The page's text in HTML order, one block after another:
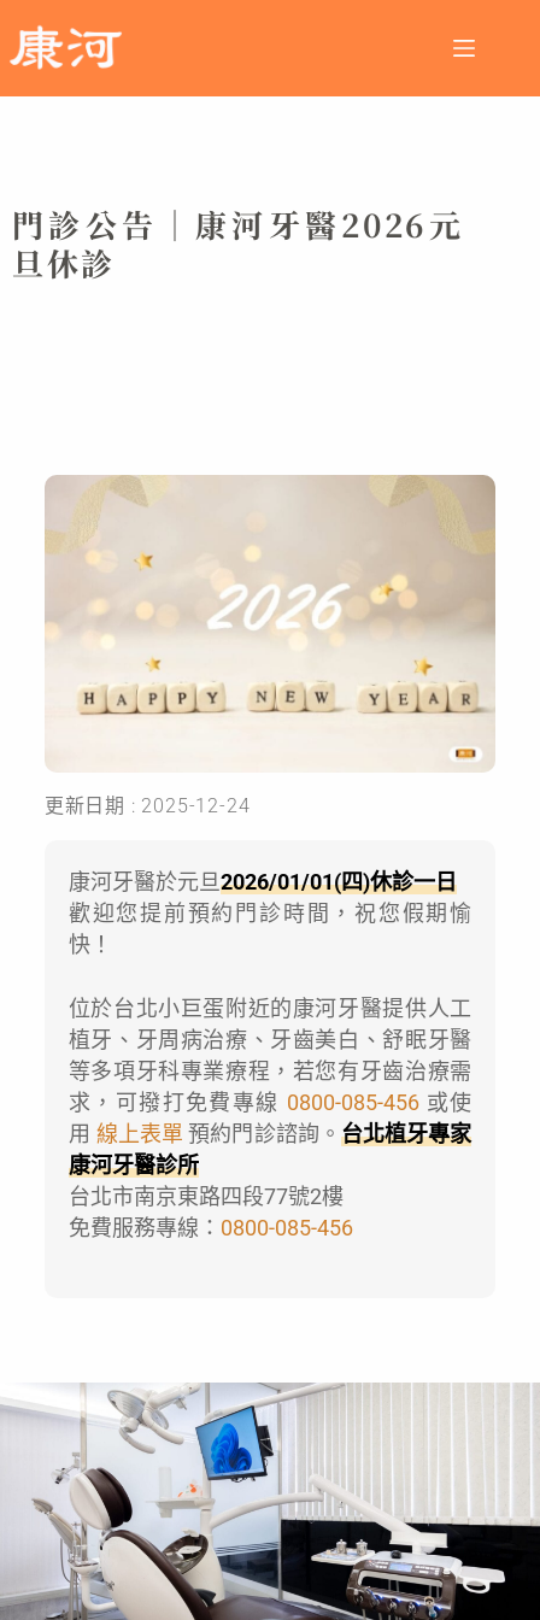
門診公告｜康河牙醫2026元
旦休診
更新日期 : 2025-12-24
康河牙醫於元旦2026/01/01(四)休診一日
歡迎您提前預約門診時間，祝您假期愉
快！
位於台北小巨蛋附近的康河牙醫提供人工
植牙、牙周病治療、牙齒美白、舒眠牙醫
等多項牙科專業療程，若您有牙齒治療需
求，可撥打免費專線 0800-085-456或使
用 線上表單 預約門診諮詢。 台北植牙專家
康河牙醫診所
台北市南京東路四段77號2樓
免費服務專線： 0800-085-456